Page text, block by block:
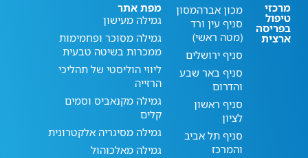
מרכזי
טיפול
בפריסה
ארצית
מכון אברהמסון
סניף עין ורד
(מטה ראשי)
סניף ירושלים
סניף באר שבע
והדרום
סניף ראשון
לציון
סניף תל אביב
והמרכז
מפת אתר
גמילה מעישון
גמילה מסוכר ופחמימות
ממכרות בשיטה טבעית
ליווי הוליסטי של תהליכי
הרזייה
גמילה מקנאביס וסמים
קלים
גמילה מסיגריה אלקטרונית
גמילה מאלכוהול